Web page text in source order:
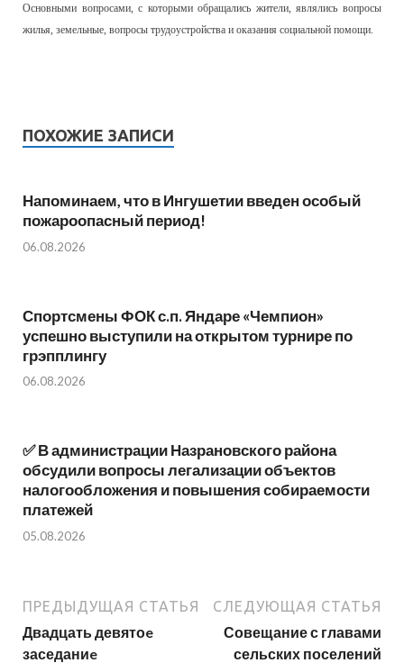
Основными вопросами, с которыми обращались жители, являлись вопросы
жилья, земельные, вопросы трудоустройства и оказания социальной помощи.
ПОХОЖИЕ ЗАПИСИ
Напоминаем, что в Ингушетии введен особый
пожароопасный период!⁣⁣⠀
06.08.2026
Спортсмены ФОК с.п. Яндаре «Чемпион»
успешно выступили на открытом турнире по
грэпплингу
06.08.2026
✅ В администрации Назрановского района
обсудили вопросы легализации объектов
налогообложения и повышения собираемости
платежей
05.08.2026
ПРЕДЫДУЩАЯ СТАТЬЯ
Двадцать девятоe
заседаниe
СЛЕДУЮЩАЯ СТАТЬЯ
Совещание с главами
сельских поселений